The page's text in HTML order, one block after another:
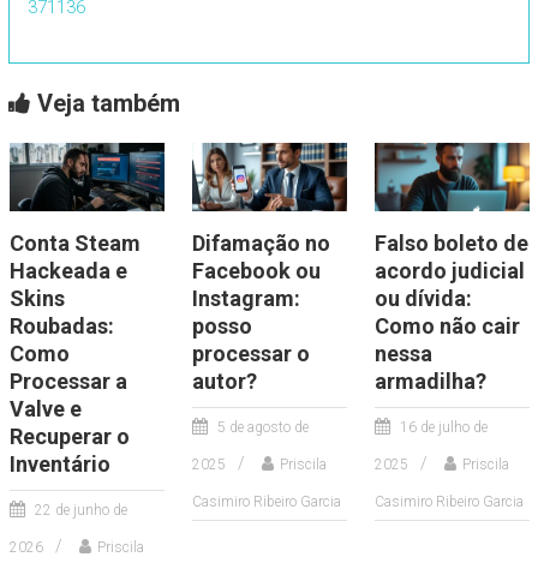
371136
Veja também
Conta Steam
Hackeada e
Skins
Roubadas:
Como
Processar a
Valve e
Recuperar o
Inventário
22 de junho de
2026 Priscila
Difamação no
Facebook ou
Instagram:
posso
processar o
autor?
5 de agosto de
2025 Priscila
Casimiro Ribeiro Garcia
Falso boleto de
acordo judicial
ou dívida:
Como não cair
nessa
armadilha?
16 de julho de
2025 Priscila
Casimiro Ribeiro Garcia